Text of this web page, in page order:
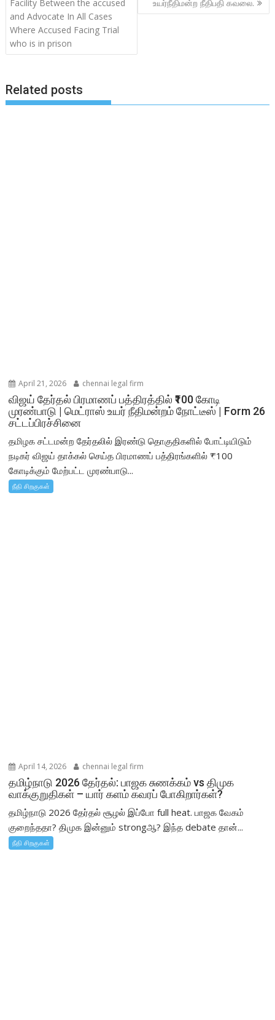
Facility Between the accused
and Advocate In All Cases
Where Accused Facing Trial
who is in prison
உயர்நீதிமன்ற நீதிபதி கவலை.
Related posts
April 21, 2026 chennai legal firm
விஜய் தேர்தல் பிரமாணப் பத்திரத்தில் ₹100 கோடி
முரண்பாடு | மெட்ராஸ் உயர் நீதிமன்றம் நோட்டீஸ் | Form 26
சட்டப்பிரச்சினை
தமிழக சட்டமன்ற தேர்தலில் இரண்டு தொகுதிகளில் போட்டியிடும்
நடிகர் விஜய் தாக்கல் செய்த பிரமாணப் பத்திரங்களில் ₹100
கோடிக்கும் மேற்பட்ட முரண்பாடு...
நீதி சிறகுகள்
April 14, 2026 chennai legal firm
தமிழ்நாடு 2026 தேர்தல்: பாஜக சுணக்கம் vs திமுக
வாக்குறுதிகள் – யார் களம் கவரப் போகிறார்கள்?
தமிழ்நாடு 2026 தேர்தல் சூழல் இப்போ full heat. பாஜக வேகம்
குறைந்ததா? திமுக இன்னும் strongஆ? இந்த debate தான்...
நீதி சிறகுகள்